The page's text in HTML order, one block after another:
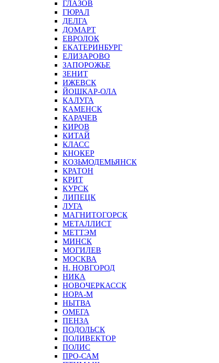
ГЛАЗОВ
ГЮРАЛ
ДЕЛГА
ДОМАРТ
ЕВРОЛОК
ЕКАТЕРИНБУРГ
ЕЛИЗАРОВО
ЗАПОРОЖЬЕ
ЗЕНИТ
ИЖЕВСК
ЙОШКАР-ОЛА
КАЛУГА
КАМЕНСК
КАРАЧЕВ
КИРОВ
КИТАЙ
КЛАСС
КНОКЕР
КОЗЬМОДЕМЬЯНСК
КРАТОН
КРИТ
КУРСК
ЛИПЕЦК
ЛУГА
МАГНИТОГОРСК
МЕТАЛЛИСТ
МЕТТЭМ
МИНСК
МОГИЛЕВ
МОСКВА
Н. НОВГОРОД
НИКА
НОВОЧЕРКАССК
НОРА-М
НЫТВА
ОМЕГА
ПЕНЗА
ПОДОЛЬСК
ПОЛИВЕКТОР
ПОЛИС
ПРО-САМ